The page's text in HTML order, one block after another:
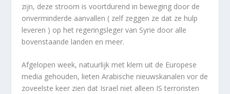
zijn, deze stroom is voortdurend in beweging door de
onverminderde aanvallen ( zelf zeggen ze dat ze hulp
leveren ) op het regeringsleger van Syrie door alle
bovenstaande landen en meer.
Afgelopen week, natuurlijk met klem uit de Europese
media gehouden, lieten Arabische nieuwskanalen vor de
zoveelste keer zien dat Israel niet alleen IS terroristen